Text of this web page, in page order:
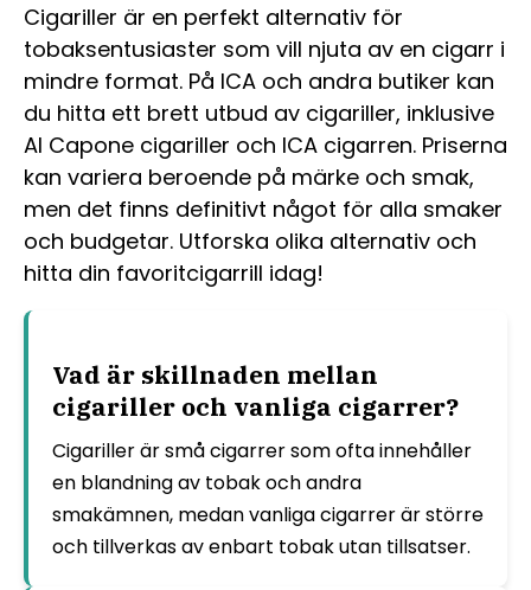
Cigariller är en perfekt alternativ för
tobaksentusiaster som vill njuta av en cigarr i
mindre format. På ICA och andra butiker kan
du hitta ett brett utbud av cigariller, inklusive
Al Capone cigariller och ICA cigarren. Priserna
kan variera beroende på märke och smak,
men det finns definitivt något för alla smaker
och budgetar. Utforska olika alternativ och
hitta din favoritcigarrill idag!
Vad är skillnaden mellan
cigariller och vanliga cigarrer?
Cigariller är små cigarrer som ofta innehåller
en blandning av tobak och andra
smakämnen, medan vanliga cigarrer är större
och tillverkas av enbart tobak utan tillsatser.